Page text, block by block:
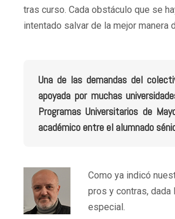
tras curso. Cada obstáculo que se
intentado salvar de la mejor manera
Una de las demandas del
apoyada por muchas
Programas Universitarios de
académico entre el alumnado
Como ya indicó
pros y contras, dada
especial.